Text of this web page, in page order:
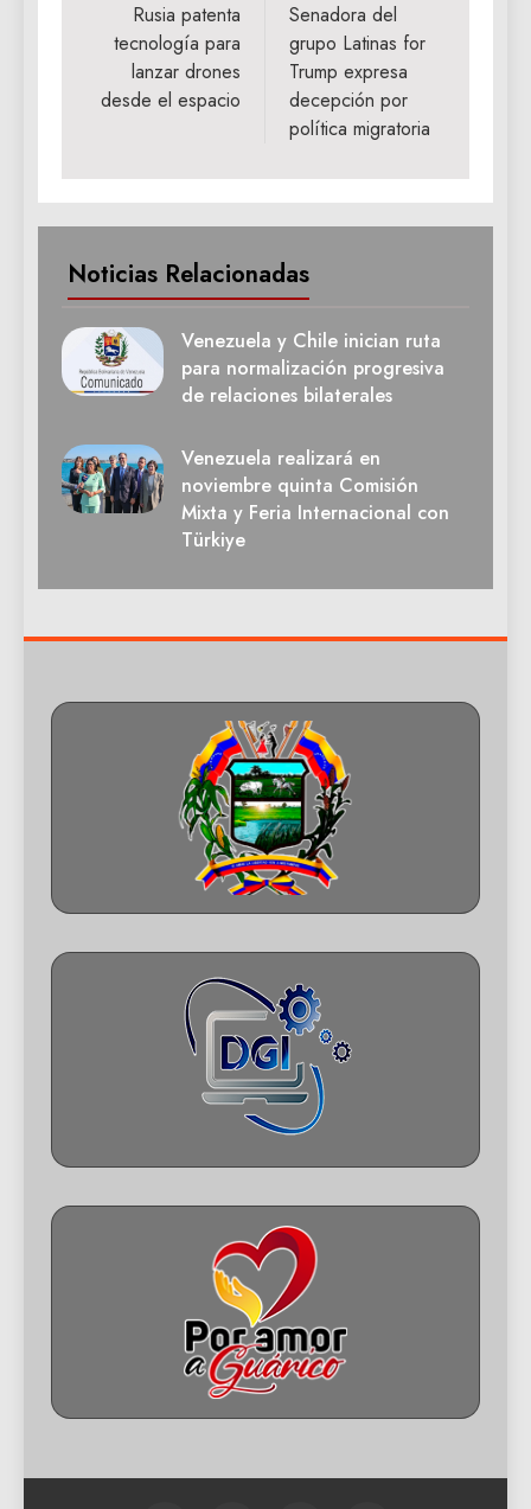
entradas
Rusia patenta
tecnología para
lanzar drones
desde el espacio
Senadora del
grupo Latinas for
Trump expresa
decepción por
política migratoria
Noticias Relacionadas
Venezuela y Chile inician ruta
para normalización progresiva
de relaciones bilaterales
Venezuela realizará en
noviembre quinta Comisión
Mixta y Feria Internacional con
Türkiye